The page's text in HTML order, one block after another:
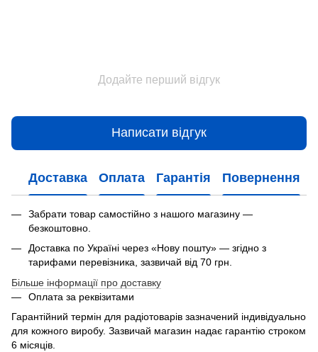
Додайте перший відгук
Написати відгук
Доставка Оплата Гарантія Повернення
Забрати товар самостійно з нашого магазину —
безкоштовно.
Доставка по Україні через «Нову пошту» — згідно з
тарифами перевізника, зазвичай від 70 грн.
Більше інформації про доставку
Оплата за реквізитами
Гарантійний термін для радіотоварів зазначений індивідуально
для кожного виробу. Зазвичай магазин надає гарантію строком
6 місяців.